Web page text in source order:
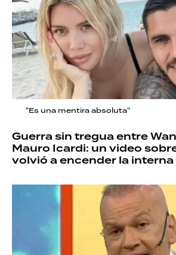
"Es una mentira absoluta"
Guerra sin tregua entre
Mauro Icardi: un video
volvió a encender la interna